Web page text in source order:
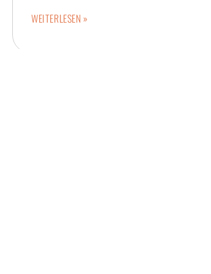
WEITERLESEN »